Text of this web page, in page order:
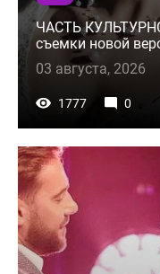
ЧАСТЬ
съемки новой
03 августа, 2026
1777 0